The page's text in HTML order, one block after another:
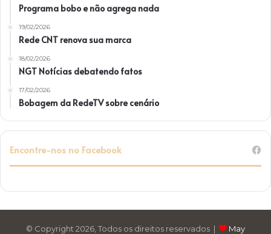
Programa bobo e não agrega nada
19/02/2026
Rede CNT renova sua marca
18/02/2026
NGT Notícias debatendo fatos
17/02/2026
Bobagem da RedeTV sobre cenário
Encontre-nos no Facebook
© Copyright 2026, Todos os direitos reservados | May